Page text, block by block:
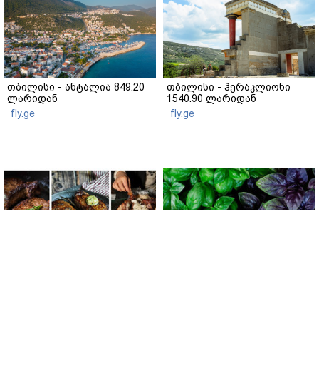
თბილისი - ანტალია 849.20
ლარიდან
fly.ge
თბილისი - ჰერაკლიონი
1540.90 ლარიდან
fly.ge